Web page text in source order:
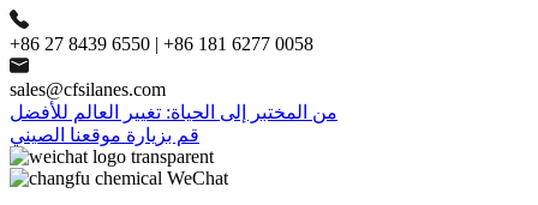
+86 27 8439 6550 | +86 181 6277 0058
sales@cfsilanes.com
من المختبر إلى الحياة: تغيير العالم للأفضل
قم بزيارة موقعنا الصيني